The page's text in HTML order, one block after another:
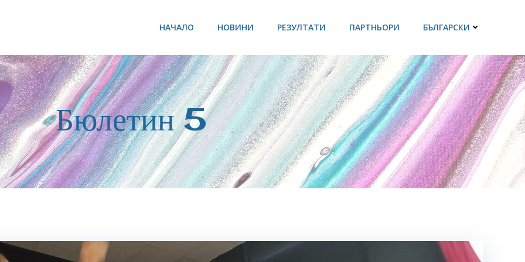
НАЧАЛО НОВИНИ РЕЗУЛТАТИ ПАРТНЬОРИ БЪЛГАРСКИ
Бюлетин 5